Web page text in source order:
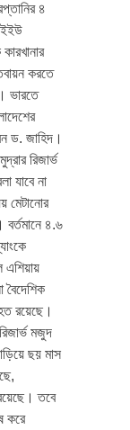
৪
ইইউ
করতে
ভারতে
ড. জাহিদ।
রিজার্ভ
যাবে না
মেটানোর
বর্তমানে ৪.৬
এশিয়ায়
বৈদেশিক
রয়েছে।
মজুদ
ছয় মাস
তবে
করে